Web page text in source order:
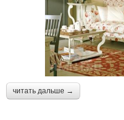
читать дальше →